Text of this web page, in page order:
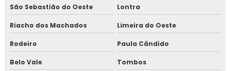
São Sebastião do Oeste Lontra
Riacho dos Machados Limeira do Oeste
Rodeiro Paula Cândido
Belo Vale Tombos